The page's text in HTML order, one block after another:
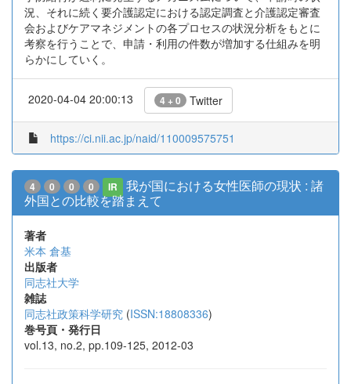
況、それに続く要介護認定における認定調査と介護認定審査
会およびケアマネジメントの各プロセスの状況分析をもとに
考察を行うことで、申請・利用の件数が増加する仕組みを明
らかにしていく。
2020-04-04 20:00:13 4 + 0 Twitter
https://ci.nii.ac.jp/naid/110009575751
4 0 0 0 IR
我が国における女性医師の現状 : 諸
外国との比較を踏まえて
著者
米本 倉基
出版者
同志社大学
雑誌
同志社政策科学研究 (ISSN:18808336)
巻号頁・発行日
vol.13, no.2, pp.109-125, 2012-03